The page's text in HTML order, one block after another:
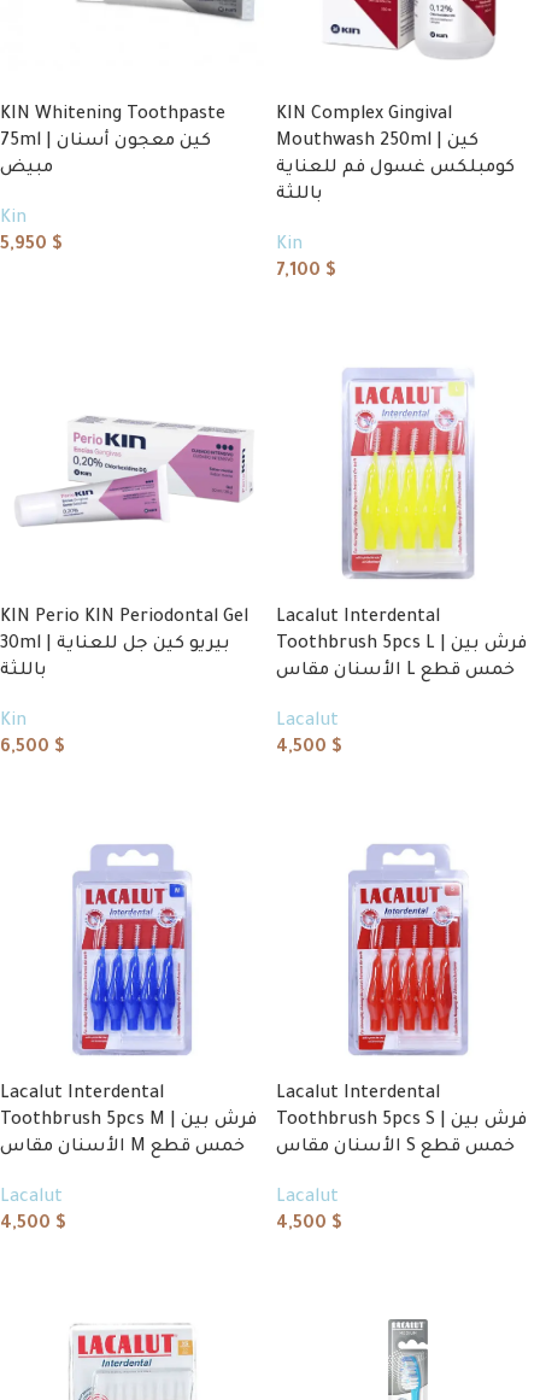
KIN Whitening Toothpaste
75ml | كين معجون أسنان
مبيض
Kin
5,950 $
KIN Complex Gingival
Mouthwash 250ml | كين
كومبلكس غسول فم للعناية
باللثة
Kin
7,100 $
KIN Perio KIN Periodontal Gel
30ml | بيريو كين جل للعناية
باللثة
Kin
6,500 $
Lacalut Interdental
Toothbrush 5pcs L | فرش بين
الأسنان مقاس L خمس قطع
Lacalut
4,500 $
Lacalut Interdental
Toothbrush 5pcs M | فرش بين
الأسنان مقاس M خمس قطع
Lacalut
4,500 $
Lacalut Interdental
Toothbrush 5pcs S | فرش بين
الأسنان مقاس S خمس قطع
Lacalut
4,500 $